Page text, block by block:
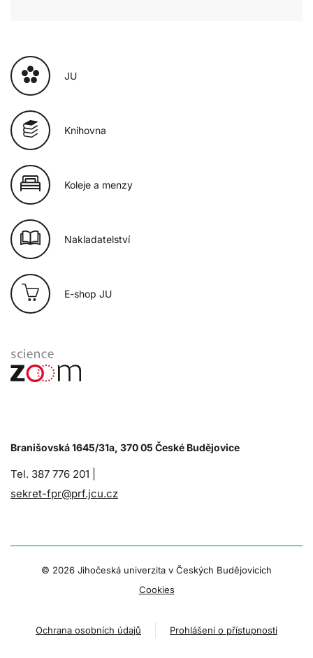
JU
Knihovna
Koleje a menzy
Nakladatelství
E-shop JU
Branišovská 1645/31a, 370 05 České Budějovice
Tel. 387 776 201 |
sekret-fpr@prf.jcu.cz
© 2026 Jihočeská univerzita v Českých Budějovicích
Cookies
Ochrana osobních údajů Prohlášení o přístupnosti